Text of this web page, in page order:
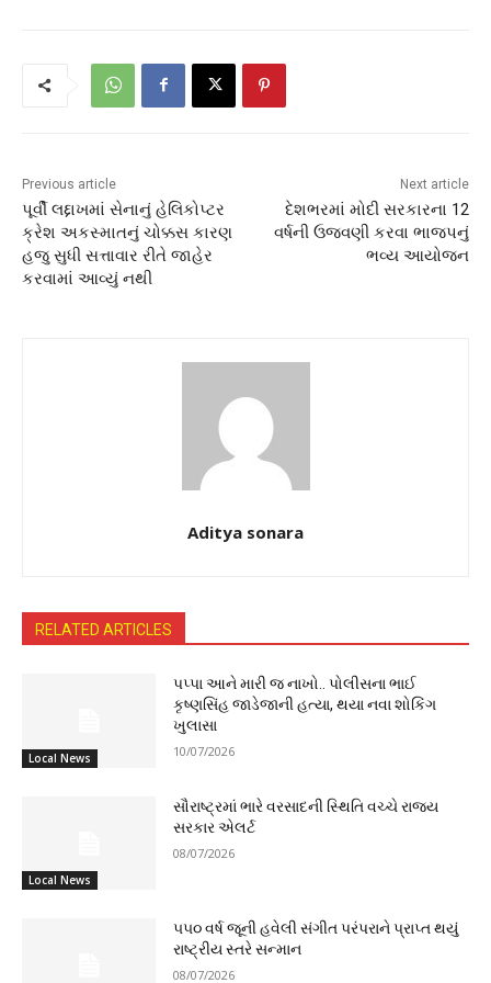
Previous article
પૂર્વી લદ્દાખમાં સેનાનું હેલિકોપ્ટર
ક્રેશ અકસ્માતનું ચોક્કસ કારણ
હજુ સુધી સત્તાવાર રીતે જાહેર
કરવામાં આવ્યું નથી
Next article
દેશભરમાં મોદી સરકારના 12
વર્ષની ઉજવણી કરવા ભાજપનું
ભવ્ય આયોજન
Aditya sonara
RELATED ARTICLES
Local News
પપ્પા આને મારી જ નાખો.. પોલીસના ભાઈ
કૃષ્ણસિંહ જાડેજાની હત્યા, થયા નવા શોકિંગ
ખુલાસા
10/07/2026
Local News
સૌરાષ્ટ્રમાં ભારે વરસાદની સ્થિતિ વચ્ચે રાજ્ય
સરકાર એલર્ટ
08/07/2026
૫૫૦ વર્ષ જૂની હવેલી સંગીત પરંપરાને પ્રાપ્ત થયું
રાષ્ટ્રીય સ્તરે સન્માન
08/07/2026